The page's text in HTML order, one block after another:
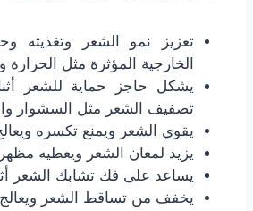
تعزيز نمو الشعر وتغذيته
الخارجية المؤثرة مثل
يشكل حاجز حماية للشعر
تصفيف الشعر مثل السشوار
يقوي الشعر ويمنع تكسره
يزيد لمعان الشعر ويعطيه
يساعد على فك تشابك الشعر
يخفف من تساقط الشعر